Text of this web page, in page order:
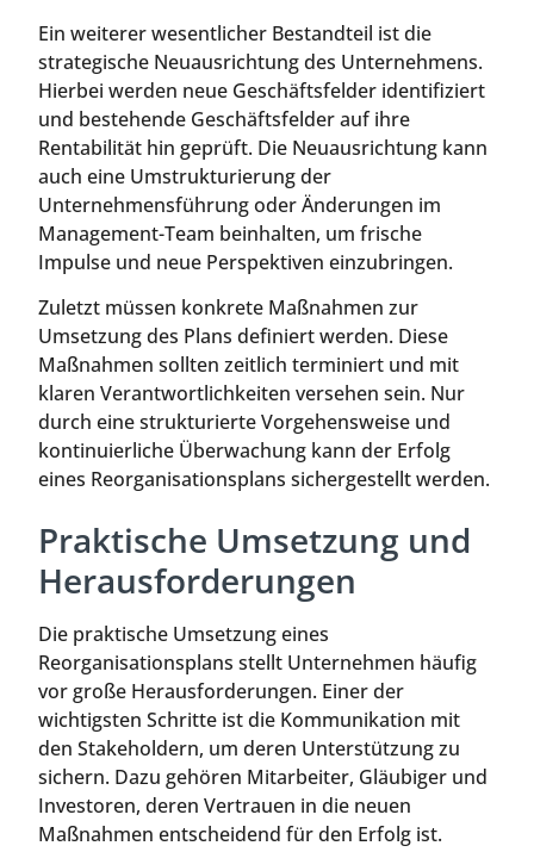
Ein weiterer wesentlicher Bestandteil ist die
strategische Neuausrichtung des Unternehmens.
Hierbei werden neue Geschäftsfelder identifiziert
und bestehende Geschäftsfelder auf ihre
Rentabilität hin geprüft. Die Neuausrichtung kann
auch eine Umstrukturierung der
Unternehmensführung oder Änderungen im
Management-Team beinhalten, um frische
Impulse und neue Perspektiven einzubringen.
Zuletzt müssen konkrete Maßnahmen zur
Umsetzung des Plans definiert werden. Diese
Maßnahmen sollten zeitlich terminiert und mit
klaren Verantwortlichkeiten versehen sein. Nur
durch eine strukturierte Vorgehensweise und
kontinuierliche Überwachung kann der Erfolg
eines Reorganisationsplans sichergestellt werden.
Praktische Umsetzung und
Herausforderungen
Die praktische Umsetzung eines
Reorganisationsplans stellt Unternehmen häufig
vor große Herausforderungen. Einer der
wichtigsten Schritte ist die Kommunikation mit
den Stakeholdern, um deren Unterstützung zu
sichern. Dazu gehören Mitarbeiter, Gläubiger und
Investoren, deren Vertrauen in die neuen
Maßnahmen entscheidend für den Erfolg ist.